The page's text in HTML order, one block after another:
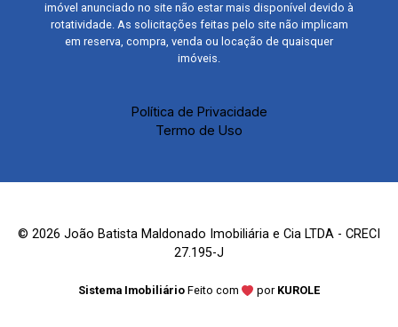
imóvel anunciado no site não estar mais disponível devido à
rotatividade. As solicitações feitas pelo site não implicam
em reserva, compra, venda ou locação de quaisquer
imóveis.
Política de Privacidade
Termo de Uso
© 2026 João Batista Maldonado Imobiliária e Cia LTDA - CRECI
27.195-J
Sistema Imobiliário Feito com por KUROLE